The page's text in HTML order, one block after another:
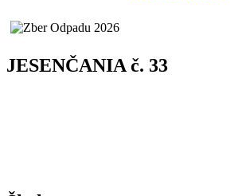
JESENČANIA č. 33